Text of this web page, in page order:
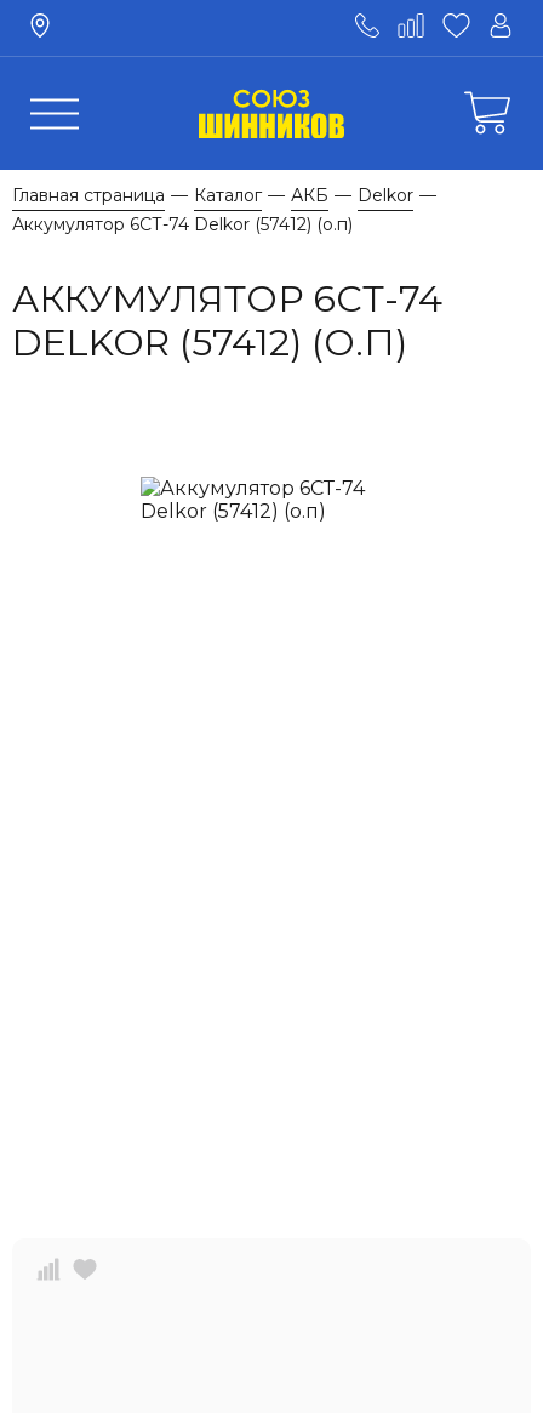
Главная страница — Каталог — АКБ — Delkor —
Аккумулятор 6СТ-74 Delkor (57412) (о.п)
АККУМУЛЯТОР 6СТ-74
DELKOR (57412) (О.П)